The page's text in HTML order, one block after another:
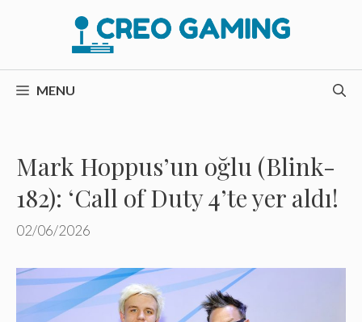
MENU
Mark Hoppus’un oğlu (Blink-
182): ‘Call of Duty 4’te yer aldı!
02/06/2026